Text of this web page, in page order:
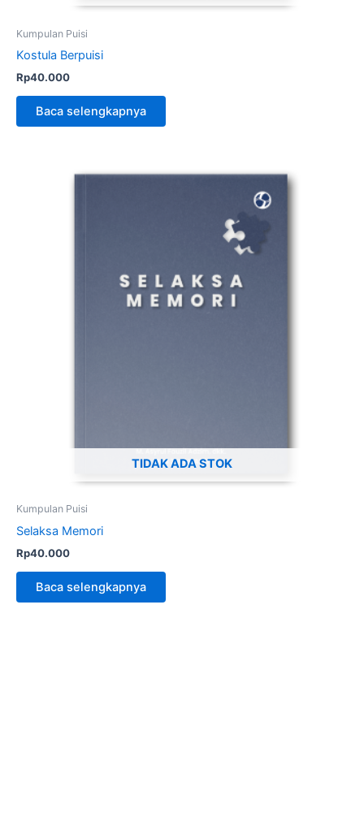
Kumpulan Puisi
Kostula Berpuisi
Rp40.000
Baca selengkapnya
TIDAK ADA STOK
Kumpulan Puisi
Selaksa Memori
Rp40.000
Baca selengkapnya